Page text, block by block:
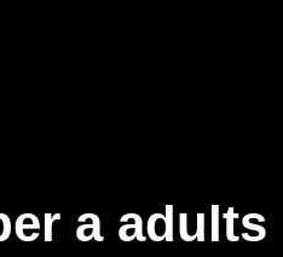
a adults